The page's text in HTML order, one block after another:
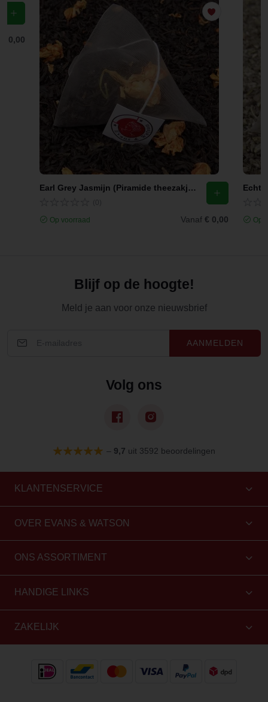
€ 0,00
Earl Grey Jasmijn (Piramide theezakjes)
Op voorraad Vanaf € 0,00 Op
Blijf op de hoogte!
Meld je aan voor onze nieuwsbrief
AANMELDEN
Volg ons
– 9,7 uit 3592 beoordelingen
KLANTENSERVICE
OVER EVANS & WATSON
ONS ASSORTIMENT
HANDIGE LINKS
ZAKELIJK